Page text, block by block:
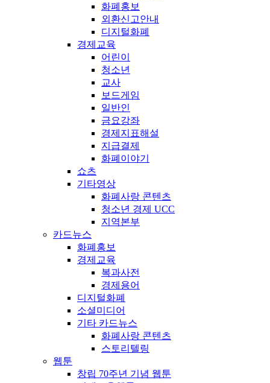
화폐홍보
외환신고안내
디지털화폐
경제교육
어린이
청소년
교사
보드게임
일반인
금요강좌
경제지표해설
지급결제
화폐이야기
쇼츠
기타영상
화폐사랑 콘텐츠
청소년 경제 UCC
지역본부
카드뉴스
화폐홍보
경제교육
복과사전
경제용어
디지털화폐
소셜미디어
기타 카드뉴스
화폐사랑 콘텐츠
스토리텔링
웹툰
창립 70주년 기념 웹툰